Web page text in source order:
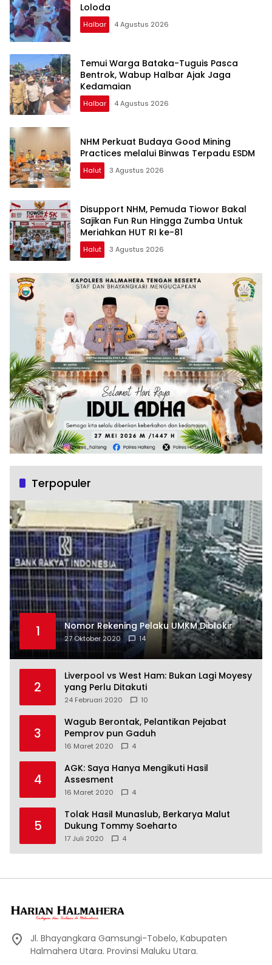
Loloda
Halbar 4 Agustus 2026
Temui Warga Bataka-Tuguis Pasca
Bentrok, Wabup Halbar Ajak Jaga
Kedamaian
Halbar 4 Agustus 2026
NHM Perkuat Budaya Good Mining
Practices melalui Binwas Terpadu ESDM
Halut 3 Agustus 2026
Disupport NHM, Pemuda Tiowor Bakal
Sajikan Fun Run Hingga Zumba Untuk
Meriahkan HUT RI ke-81
Halut 3 Agustus 2026
Terpopuler
1 Nomor Rekening Pelaku UMKM Diblokir
27 Oktober 2020 14
2
Liverpool vs West Ham: Bukan Lagi Moyesy
yang Perlu Ditakuti
24 Februari 2020 10
3
Wagub Berontak, Pelantikan Pejabat
Pemprov pun Gaduh
16 Maret 2020 4
4
AGK: Saya Hanya Mengikuti Hasil
Assesment
16 Maret 2020 4
5
Tolak Hasil Munaslub, Berkarya Malut
Dukung Tommy Soeharto
17 Juli 2020 4
Jl. Bhayangkara Gamsungi-Tobelo, Kabupaten
Halmahera Utara. Provinsi Maluku Utara.